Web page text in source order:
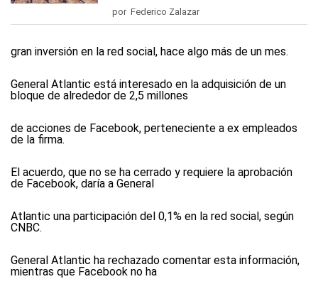
por Federico Zalazar
gran inversión en la red social, hace algo más de un mes.
General Atlantic está interesado en la adquisición de un
bloque de alrededor de 2,5 millones
de acciones de Facebook, perteneciente a ex empleados
de la firma.
El acuerdo, que no se ha cerrado y requiere la aprobación
de Facebook, daría a General
Atlantic una participación del 0,1% en la red social, según
CNBC.
General Atlantic ha rechazado comentar esta información,
mientras que Facebook no ha